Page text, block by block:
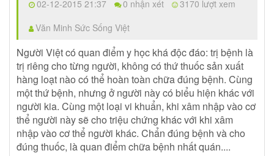
02-12-2015 21:37 0 nhận xét
3170 lượt xem
Văn Minh Sức Sống Việt
Người Việt có quan điểm y học khá độc đáo: trị bệnh là
trị riêng cho từng người, không có thứ thuốc sản xuất
hàng loạt nào có thể hoàn toàn chữa đúng bệnh. Cùng
một thứ bệnh, nhưng ở người này có biểu hiện khác với
người kia. Cùng một loại vi khuẩn, khi xâm nhập vào cơ
thể người này sẽ cho triệu chứng khác với khi xâm
nhập vào cơ thể người khác. Chẩn đúng bệnh và cho
đúng thuốc, là quan điểm chữa bệnh nhất quán....